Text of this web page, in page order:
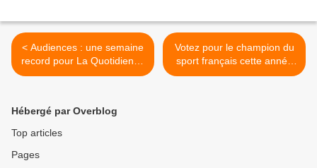
< Audiences : une semaine
record pour La Quotidienne
et C à vous.
Votez pour le champion du
sport français cette année
(RMC/Le Parisien). >
Hébergé par Overblog
Top articles
Pages